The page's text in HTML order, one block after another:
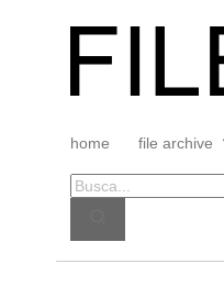
FILE
FESTIVAL
home file archive